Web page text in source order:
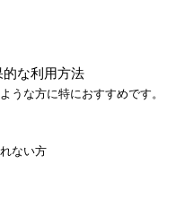
な利用方法
うな方に特におすすめです。
ない方